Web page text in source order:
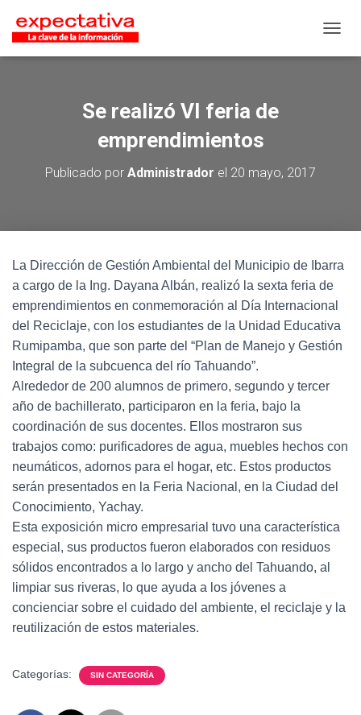
Se realizó VI feria de
emprendimientos
Publicado por Administrador el 20 mayo, 2017
La Dirección de Gestión Ambiental del Municipio de Ibarra
a cargo de la Ing. Dayana Albán, realizó la sexta feria de
emprendimientos en conmemoración al Día Internacional
del Reciclaje, con los estudiantes de la Unidad Educativa
Rumipamba, que son parte del “Plan de Manejo y Gestión
Integral de la subcuenca del río Tahuando”.
Alrededor de 200 alumnos de primero, segundo y tercer
año de bachillerato, participaron en la feria, bajo la
coordinación de sus docentes. Ellos mostraron sus
trabajos como: purificadores de agua, muebles hechos con
neumáticos, adornos para el hogar, etc. Estos productos
serán presentados en la Feria Nacional, en la Ciudad del
Conocimiento, Yachay.
Esta exposición micro empresarial tuvo una característica
especial, sus productos fueron elaborados con residuos
sólidos encontrados a lo largo y ancho del Tahuando, al
limpiar sus riveras, lo que ayuda a los jóvenes a
concienciar sobre el cuidado del ambiente, el reciclaje y la
reutilización de estos materiales.
Categorías: SIN CATEGORÍA